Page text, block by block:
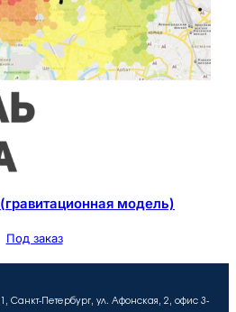
модель)
Под заказ
Санкт-Петербург, ул. Афонская, 2, офис 3-